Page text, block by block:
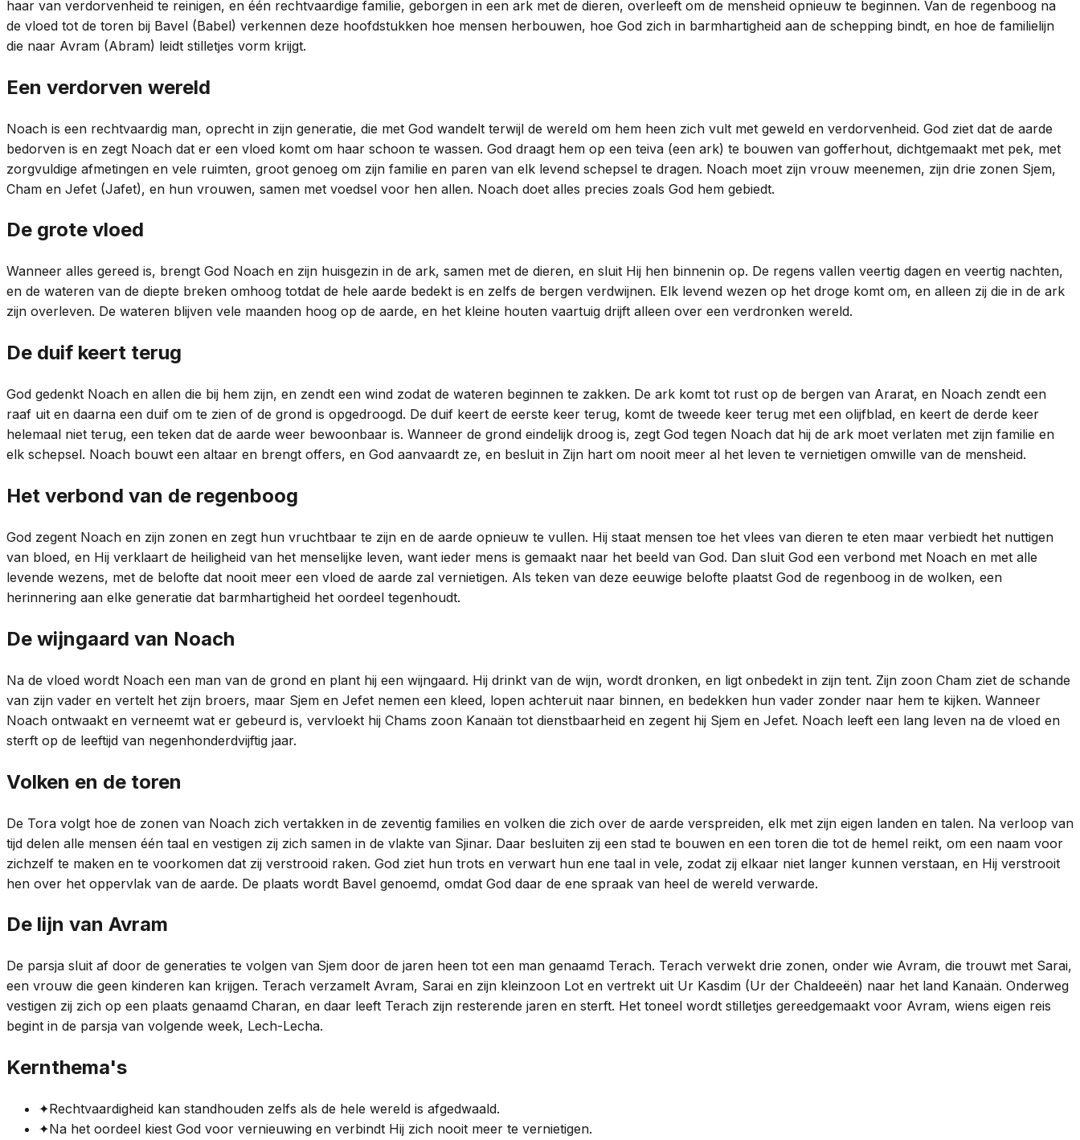
haar van verdorvenheid te reinigen, en één rechtvaardige familie, geborgen in een ark met de dieren, overleeft om de mensheid opnieuw te beginnen. Van de regenboog na
de vloed tot de toren bij Bavel (Babel) verkennen deze hoofdstukken hoe mensen herbouwen, hoe God zich in barmhartigheid aan de schepping bindt, en hoe de familielijn
die naar Avram (Abram) leidt stilletjes vorm krijgt.
Een verdorven wereld
Noach is een rechtvaardig man, oprecht in zijn generatie, die met God wandelt terwijl de wereld om hem heen zich vult met geweld en verdorvenheid. God ziet dat de aarde
bedorven is en zegt Noach dat er een vloed komt om haar schoon te wassen. God draagt hem op een teiva (een ark) te bouwen van gofferhout, dichtgemaakt met pek, met
zorgvuldige afmetingen en vele ruimten, groot genoeg om zijn familie en paren van elk levend schepsel te dragen. Noach moet zijn vrouw meenemen, zijn drie zonen Sjem,
Cham en Jefet (Jafet), en hun vrouwen, samen met voedsel voor hen allen. Noach doet alles precies zoals God hem gebiedt.
De grote vloed
Wanneer alles gereed is, brengt God Noach en zijn huisgezin in de ark, samen met de dieren, en sluit Hij hen binnenin op. De regens vallen veertig dagen en veertig nachten,
en de wateren van de diepte breken omhoog totdat de hele aarde bedekt is en zelfs de bergen verdwijnen. Elk levend wezen op het droge komt om, en alleen zij die in de ark
zijn overleven. De wateren blijven vele maanden hoog op de aarde, en het kleine houten vaartuig drijft alleen over een verdronken wereld.
De duif keert terug
God gedenkt Noach en allen die bij hem zijn, en zendt een wind zodat de wateren beginnen te zakken. De ark komt tot rust op de bergen van Ararat, en Noach zendt een
raaf uit en daarna een duif om te zien of de grond is opgedroogd. De duif keert de eerste keer terug, komt de tweede keer terug met een olijfblad, en keert de derde keer
helemaal niet terug, een teken dat de aarde weer bewoonbaar is. Wanneer de grond eindelijk droog is, zegt God tegen Noach dat hij de ark moet verlaten met zijn familie en
elk schepsel. Noach bouwt een altaar en brengt offers, en God aanvaardt ze, en besluit in Zijn hart om nooit meer al het leven te vernietigen omwille van de mensheid.
Het verbond van de regenboog
God zegent Noach en zijn zonen en zegt hun vruchtbaar te zijn en de aarde opnieuw te vullen. Hij staat mensen toe het vlees van dieren te eten maar verbiedt het nuttigen
van bloed, en Hij verklaart de heiligheid van het menselijke leven, want ieder mens is gemaakt naar het beeld van God. Dan sluit God een verbond met Noach en met alle
levende wezens, met de belofte dat nooit meer een vloed de aarde zal vernietigen. Als teken van deze eeuwige belofte plaatst God de regenboog in de wolken, een
herinnering aan elke generatie dat barmhartigheid het oordeel tegenhoudt.
De wijngaard van Noach
Na de vloed wordt Noach een man van de grond en plant hij een wijngaard. Hij drinkt van de wijn, wordt dronken, en ligt onbedekt in zijn tent. Zijn zoon Cham ziet de schande
van zijn vader en vertelt het zijn broers, maar Sjem en Jefet nemen een kleed, lopen achteruit naar binnen, en bedekken hun vader zonder naar hem te kijken. Wanneer
Noach ontwaakt en verneemt wat er gebeurd is, vervloekt hij Chams zoon Kanaän tot dienstbaarheid en zegent hij Sjem en Jefet. Noach leeft een lang leven na de vloed en
sterft op de leeftijd van negenhonderdvijftig jaar.
Volken en de toren
De Tora volgt hoe de zonen van Noach zich vertakken in de zeventig families en volken die zich over de aarde verspreiden, elk met zijn eigen landen en talen. Na verloop van
tijd delen alle mensen één taal en vestigen zij zich samen in de vlakte van Sjinar. Daar besluiten zij een stad te bouwen en een toren die tot de hemel reikt, om een naam voor
zichzelf te maken en te voorkomen dat zij verstrooid raken. God ziet hun trots en verwart hun ene taal in vele, zodat zij elkaar niet langer kunnen verstaan, en Hij verstrooit
hen over het oppervlak van de aarde. De plaats wordt Bavel genoemd, omdat God daar de ene spraak van heel de wereld verwarde.
De lijn van Avram
De parsja sluit af door de generaties te volgen van Sjem door de jaren heen tot een man genaamd Terach. Terach verwekt drie zonen, onder wie Avram, die trouwt met Sarai,
een vrouw die geen kinderen kan krijgen. Terach verzamelt Avram, Sarai en zijn kleinzoon Lot en vertrekt uit Ur Kasdim (Ur der Chaldeeën) naar het land Kanaän. Onderweg
vestigen zij zich op een plaats genaamd Charan, en daar leeft Terach zijn resterende jaren en sterft. Het toneel wordt stilletjes gereedgemaakt voor Avram, wiens eigen reis
begint in de parsja van volgende week, Lech-Lecha.
Kernthema's
✦Rechtvaardigheid kan standhouden zelfs als de hele wereld is afgedwaald.
✦Na het oordeel kiest God voor vernieuwing en verbindt Hij zich nooit meer te vernietigen.